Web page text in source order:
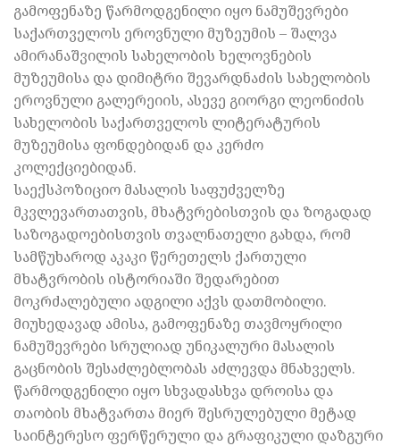
გამოფენაზე წარმოდგენილი იყო ნამუშევრები
საქართველოს ეროვნული მუზეუმის – შალვა
ამირანაშვილის სახელობის ხელოვნების
მუზეუმისა და დიმიტრი შევარდნაძის სახელობის
ეროვნული გალერეიის, ასევე გიორგი ლეონიძის
სახელობის საქართველოს ლიტერატურის
მუზეუმისა ფონდებიდან და კერძო
კოლექციებიდან.
საექსპოზიციო მასალის საფუძველზე
მკვლევართათვის, მხატვრებისთვის და ზოგადად
საზოგადოებისთვის თვალნათელი გახდა, რომ
სამწუხაროდ აკაკი წერეთელს ქართული
მხატვრობის ისტორიაში შედარებით
მოკრძალებული ადგილი აქვს დათმობილი.
მიუხედავად ამისა, გამოფენაზე თავმოყრილი
ნამუშევრები სრულიად უნიკალური მასალის
გაცნობის შესაძლებლობას აძლევდა მნახველს.
წარმოდგენილი იყო სხვადასხვა დროისა და
თაობის მხატვართა მიერ შესრულებული მეტად
საინტერესო ფერწერული და გრაფიკული დაზგური